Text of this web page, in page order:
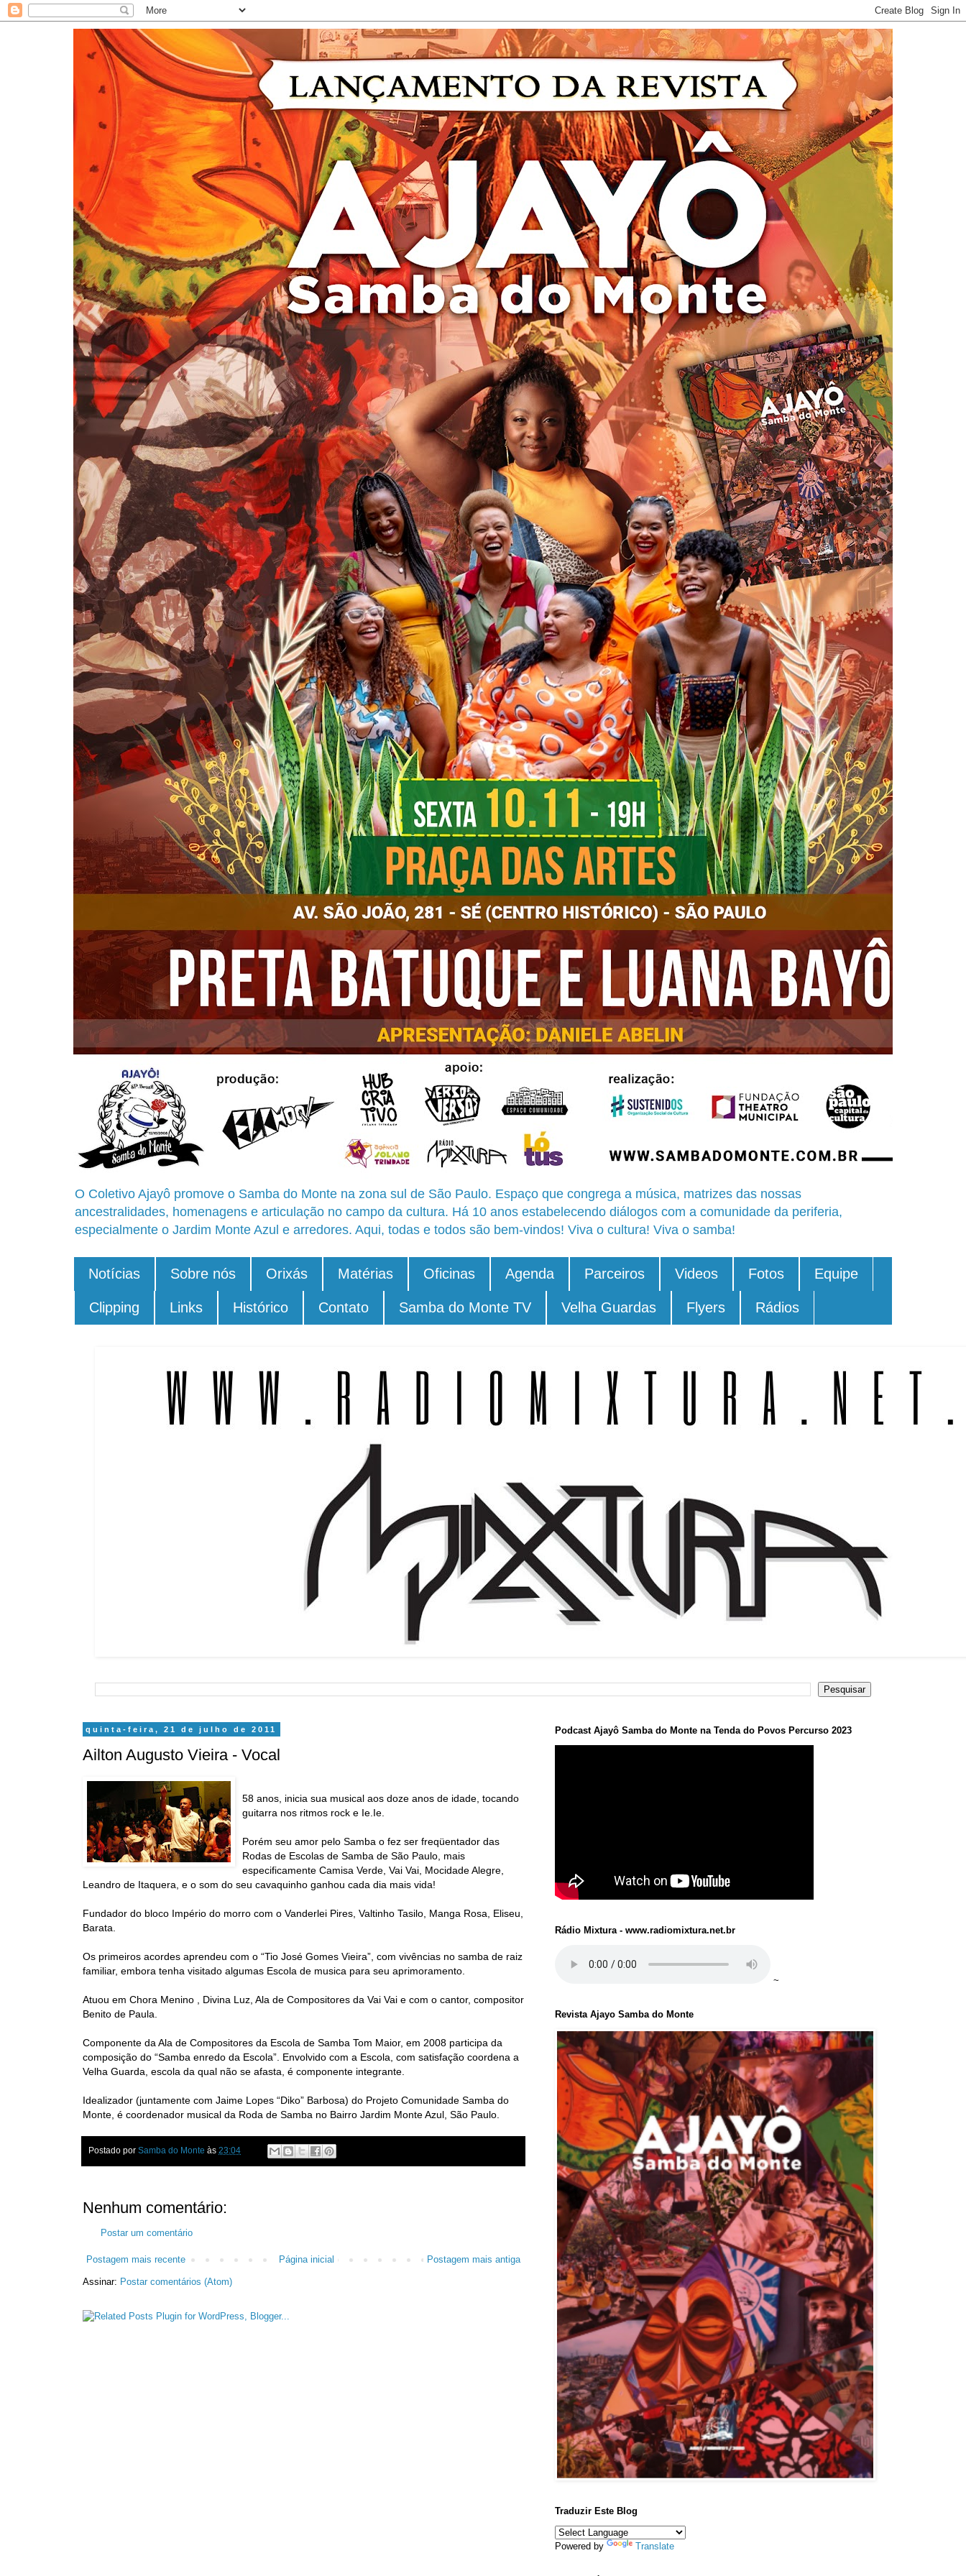
O Coletivo Ajayô promove o Samba do Monte na zona sul de São Paulo. Espaço que congrega a música, matrizes das nossas
ancestralidades, homenagens e articulação no campo da cultura. Há 10 anos estabelecendo diálogos com a comunidade da periferia,
especialmente o Jardim Monte Azul e arredores. Aqui, todas e todos são bem-vindos! Viva o cultura! Viva o samba!
Notícias Sobre nós Orixás Matérias Oficinas Agenda Parceiros Videos Fotos Equipe
Clipping Links Histórico Contato Samba do Monte TV Velha Guardas Flyers Rádios
quinta-feira, 21 de julho de 2011
Ailton Augusto Vieira - Vocal
58 anos, inicia sua musical aos doze anos de idade, tocando
guitarra nos ritmos rock e Ie.Ie.
Porém seu amor pelo Samba o fez ser freqüentador das
Rodas de Escolas de Samba de São Paulo, mais
especificamente Camisa Verde, Vai Vai, Mocidade Alegre,
Leandro de Itaquera, e o som do seu cavaquinho ganhou cada dia mais vida!
Fundador do bloco Império do morro com o Vanderlei Pires, Valtinho Tasilo, Manga Rosa, Eliseu,
Barata.
Os primeiros acordes aprendeu com o “Tio José Gomes Vieira”, com vivências no samba de raiz
familiar, embora tenha visitado algumas Escola de musica para seu aprimoramento.
Atuou em Chora Menino , Divina Luz, Ala de Compositores da Vai Vai e com o cantor, compositor
Benito de Paula.
Componente da Ala de Compositores da Escola de Samba Tom Maior, em 2008 participa da
composição do “Samba enredo da Escola”. Envolvido com a Escola, com satisfação coordena a
Velha Guarda, escola da qual não se afasta, é componente integrante.
Idealizador (juntamente com Jaime Lopes “Diko” Barbosa) do Projeto Comunidade Samba do
Monte, é coordenador musical da Roda de Samba no Bairro Jardim Monte Azul, São Paulo.
Postado por Samba do Monte às 23:04
Nenhum comentário:
Postar um comentário
Postagem mais recente Postagem mais antiga
Página inicial
Assinar: Postar comentários (Atom)
Podcast Ajayô Samba do Monte na Tenda do Povos Percurso 2023
Rádio Mixtura - www.radiomixtura.net.br
~
Revista Ajayo Samba do Monte
Traduzir Este Blog
Powered by Translate